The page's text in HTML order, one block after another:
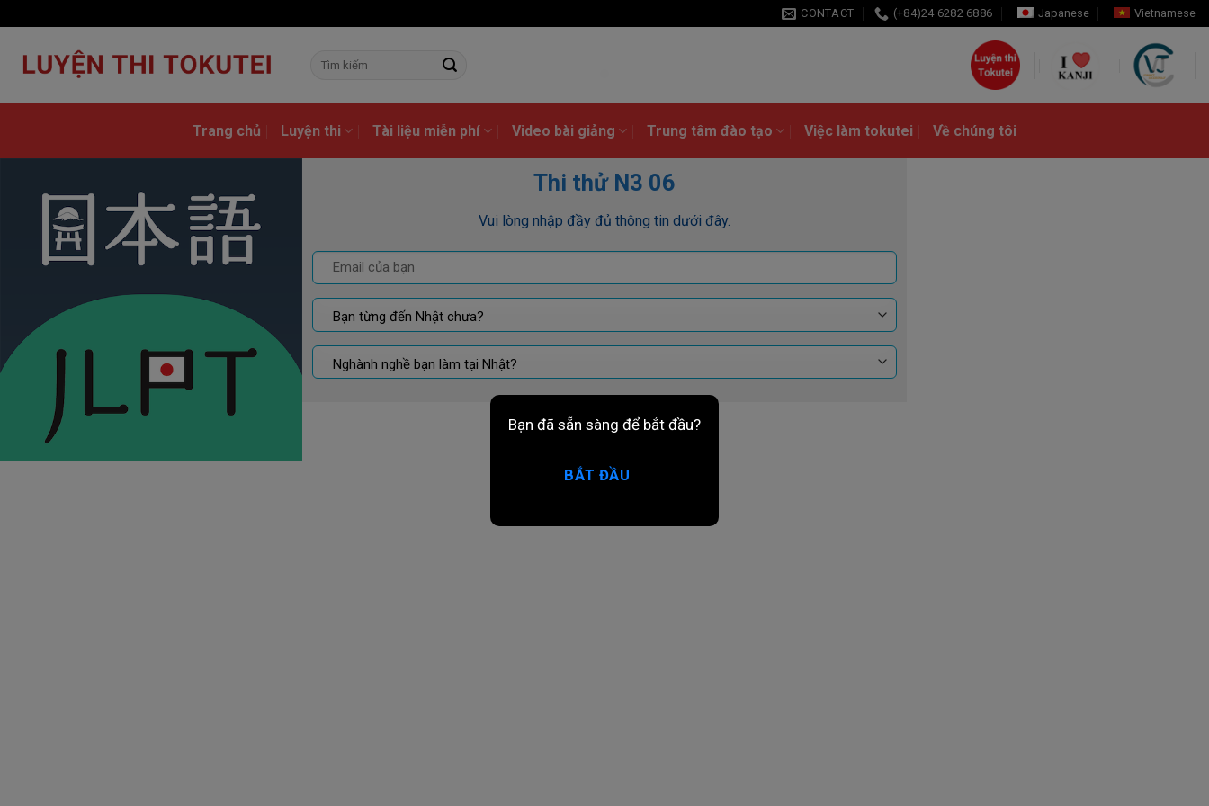
to
content
CONTACT (+84)24 6282 6886 Japanese Vietnamese
Trang chủ Luyện thi Tài liệu miễn phí Video bài giảng Trung tâm đào tạo Việc làm tokutei Về chúng tôi
Thi thử N3 06
Vui lòng nhập đầy đủ thông tin dưới đây.
Bạn đã sẵn sàng để bắt đầu?
BẮT ĐẦU